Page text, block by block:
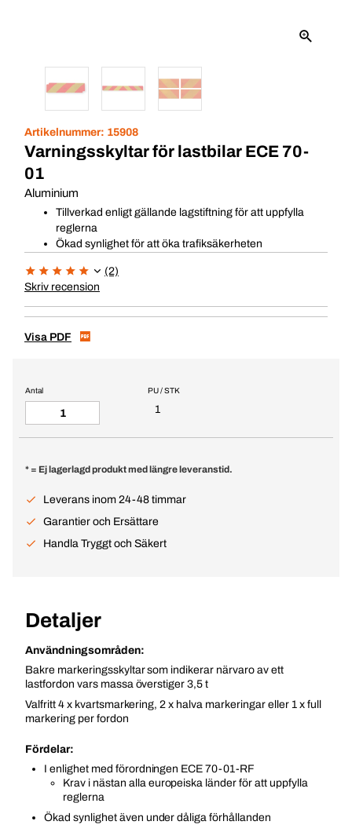
Artikelnummer: 15908
Varningsskyltar för lastbilar ECE 70-
01
Aluminium
Tillverkad enligt gällande lagstiftning för att uppfylla
reglerna
Ökad synlighet för att öka trafiksäkerheten
(2)
Skriv recension
Visa PDF
PU / STK
1
Antal
* = Ej lagerlagd produkt med längre leveranstid.
Leverans inom 24-48 timmar
Garantier och Ersättare
Handla Tryggt och Säkert
Detaljer
Användningsområden:
Bakre markeringsskyltar som indikerar närvaro av ett
lastfordon vars massa överstiger 3,5 t
Valfritt 4 x kvartsmarkering, 2 x halva markeringar eller 1 x full
markering per fordon
Fördelar:
I enlighet med förordningen ECE 70-01-RF
Krav i nästan alla europeiska länder för att uppfylla
reglerna
Ökad synlighet även under dåliga förhållanden